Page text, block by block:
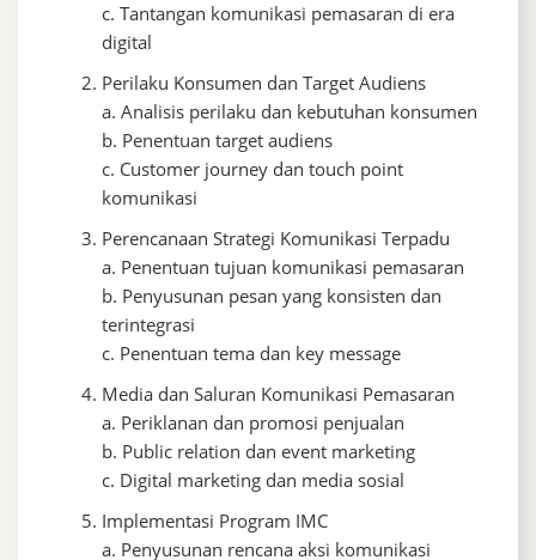
c. Tantangan komunikasi pemasaran di era
digital
Perilaku Konsumen dan Target Audiens
a. Analisis perilaku dan kebutuhan konsumen
b. Penentuan target audiens
c. Customer journey dan touch point
komunikasi
Perencanaan Strategi Komunikasi Terpadu
a. Penentuan tujuan komunikasi pemasaran
b. Penyusunan pesan yang konsisten dan
terintegrasi
c. Penentuan tema dan key message
Media dan Saluran Komunikasi Pemasaran
a. Periklanan dan promosi penjualan
b. Public relation dan event marketing
c. Digital marketing dan media sosial
Implementasi Program IMC
a. Penyusunan rencana aksi komunikasi